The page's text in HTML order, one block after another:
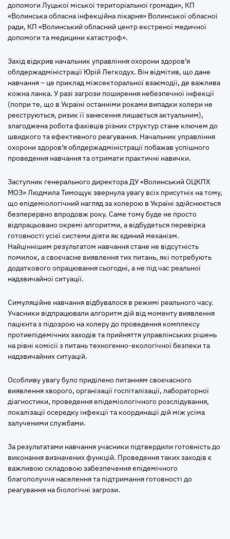
допомоги Луцької міської територіальної громади», КП
«Волинська обласна інфекційна лікарня» Волинської обласної
ради, КП «Волинський обласний центр екстреної медичної
допомоги та медицини катастроф».
Захід відкрив начальник управління охорони здоров’я
облдержадміністрації Юрій Легкодух. Він відмітив, що дане
навчання – це приклад міжсекторальної взаємодії, де важлива
кожна ланка. У разі загрози поширення небезпечної інфекції
(попри те, що в Україні останніми роками випадки холери не
реєструються, ризик її занесення лишається актуальним),
злагоджена робота фахівців різних структур стане ключем до
швидкого та ефективного реагування. Начальник управління
охорони здоров’я облдержадміністрації побажав успішного
проведення навчання та отримати практичні навички.
Заступник генерального директора ДУ «Волинський ОЦКПХ
МОЗ» Людмила Тимощук звернула увагу всіх присутніх на тому,
що епідеміологічний нагляд за холерою в Україні здійснюється
безперервно впродовж року. Саме тому буде не просто
відпрацьовано окремі алгоритми, а відбудеться перевірка
готовності усієї системи діяти як єдиний механізм.
Найціннішим результатом навчання стане не відсутність
помилок, а своєчасне виявлення тих питань, які потребують
додаткового опрацювання сьогодні, а не під час реальної
надзвичайної ситуації.
Симуляційне навчання відбувалося в режимі реального часу.
Учасники відпрацювали алгоритм дій від моменту виявлення
пацієнта з підозрою на холеру до проведення комплексу
протиепідемічних заходів та прийняття управлінських рішень
на рівні комісії з питань техногенно-екологічної безпеки та
надзвичайних ситуацій.
Особливу увагу було приділено питанням своєчасного
виявлення хворого, організації госпіталізації, лабораторної
діагностики, проведення епідеміологічного розслідування,
локалізації осередку інфекції та координації дій між усіма
залученими службами.
За результатами навчання учасники підтвердили готовність до
виконання визначених функцій. Проведення таких заходів є
важливою складовою забезпечення епідемічного
благополуччя населення та підтримання готовності до
реагування на біологічні загрози.